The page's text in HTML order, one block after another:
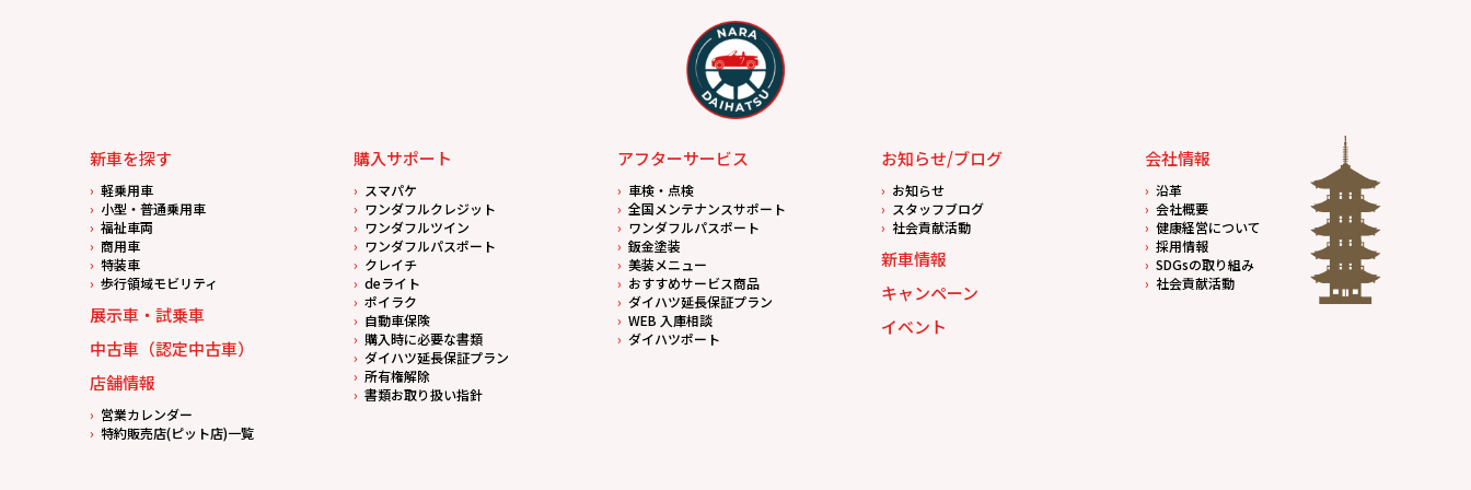
新車を探す
軽乗用車
小型・普通乗用車
福祉車両
商用車
特装車
歩行領域モビリティ
展示車・試乗車
中古車（認定中古車）
店舗情報
営業カレンダー
特約販売店(ピット店)一覧
購入サポート
スマパケ
ワンダフルクレジット
ワンダフルツイン
ワンダフルパスポート
クレイチ
deライト
ポイラク
自動車保険
購入時に必要な書類
ダイハツ延長保証プラン
所有権解除
書類お取り扱い指針
アフターサービス
車検・点検
全国メンテナンスサポート
ワンダフルパスポート
鈑金塗装
美装メニュー
おすすめサービス商品
ダイハツ延長保証プラン
WEB 入庫相談
ダイハツポート
お知らせ/ブログ
お知らせ
スタッフブログ
社会貢献活動
新車情報
キャンペーン
イベント
会社情報
沿革
会社概要
健康経営について
採用情報
SDGsの取り組み
社会貢献活動